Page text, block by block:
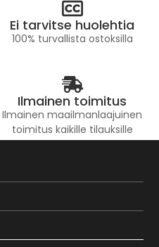
Ei tarvitse huolehtia
100% turvallista ostoksilla
Ilmainen toimitus
Ilmainen maailmanlaajuinen
toimitus kaikille tilauksille